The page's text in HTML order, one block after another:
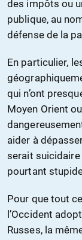
des impôts ou
publique, au
défense de la
En particulier,
qui n’ont
Moyen Orient
aider à
serait suicidaire
pourtant
Pour que tout
l’Occident
Russes, la